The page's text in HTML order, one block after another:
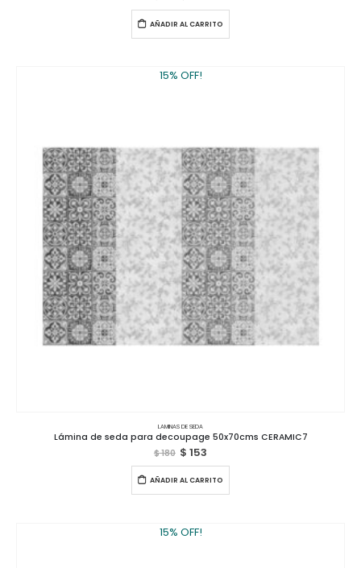
AÑADIR AL CARRITO
15% OFF!
LAMINAS DE SEDA
Lámina de seda para decoupage 50x70cms CERAMIC7
$180 $ 153
AÑADIR AL CARRITO
15% OFF!